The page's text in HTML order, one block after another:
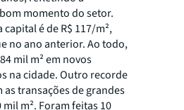
momento do setor.
é de R$ 117/m²,
no ano anterior. Ao todo,
mil m² em novos
na cidade. Outro recorde
transações de grandes
mil m². Foram feitas 10